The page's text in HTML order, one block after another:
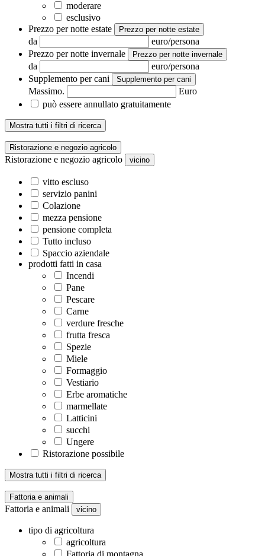
moderare
esclusivo
Prezzo per notte estate
Prezzo per notte estate
da
euro/persona
Prezzo per notte invernale
Prezzo per notte invernale
da
euro/persona
Supplemento per cani
Supplemento per cani
Massimo.
Euro
può essere annullato gratuitamente
Mostra tutti i filtri di ricerca
Ristorazione e negozio agricolo
Ristorazione e negozio agricolo vicino
vitto escluso
servizio panini
Colazione
mezza pensione
pensione completa
Tutto incluso
Spaccio aziendale
prodotti fatti in casa
Incendi
Pane
Pescare
Carne
verdure fresche
frutta fresca
Spezie
Miele
Formaggio
Vestiario
Erbe aromatiche
marmellate
Latticini
succhi
Ungere
Ristorazione possibile
Mostra tutti i filtri di ricerca
Fattoria e animali
Fattoria e animali vicino
tipo di agricoltura
agricoltura